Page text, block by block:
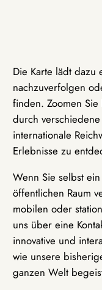
Die Karte lädt
nachzuverfolgen
finden. Zoomen
durch
internationale
Erlebnisse zu
Wenn Sie selbst
öffentlichen Raum
mobilen oder
uns über eine
innovative und
wie unsere
ganzen Welt